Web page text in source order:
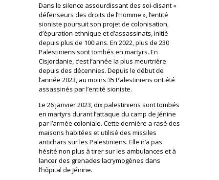
Dans le silence assourdissant des soi-disant «
défenseurs des droits de l’Homme », l’entité
sioniste poursuit son projet de colonisation,
d’épuration ethnique et d’assassinats, initié
depuis plus de 100 ans. En 2022, plus de 230
Palestiniens sont tombés en martyrs. En
Cisjordanie, c’est l’année la plus meurtrière
depuis des décennies. Depuis le début de
l’année 2023, au moins 35 Palestiniens ont été
assassinés par l’entité sioniste.
Le 26 janvier 2023, dix palestiniens sont tombés
en martyrs durant l’attaque du camp de Jénine
par l’armée coloniale. Cette dernière a rasé des
maisons habitées et utilisé des missiles
antichars sur les Palestiniens. Elle n’a pas
hésité non plus à tirer sur les ambulances et à
lancer des grenades lacrymogènes dans
l’hôpital de Jénine.